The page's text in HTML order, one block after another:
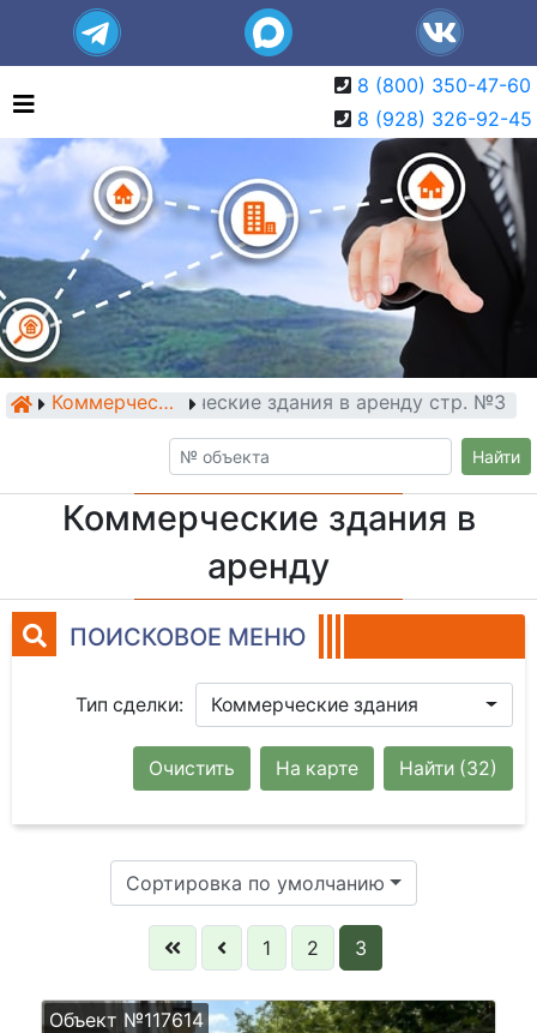
8 (800) 350-47-60
8 (928) 326-92-45
Коммерческие здания
Коммерческие здания в аренду стр. №3
Найти
Коммерческие здания в
аренду
ПОИСКОВОЕ МЕНЮ
Тип сделки: Коммерческие здания
Найти (32)
На карте
Очистить
Сортировка по умолчанию
1 2 3
Объект №117614